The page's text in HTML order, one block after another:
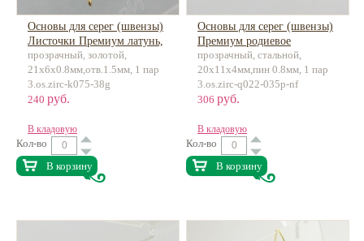
Основы для серег (швензы)
Листочки Премиум латунь,
инкрустация
прозрачный, золотой,
21х6х0.8мм,отв.1.5мм, 1 пар
3.os.zirc-k075-38g
240 руб.
В кладовую
Кол-во
В корзину
Основы для серег (швензы)
Премиум родиевое
покрытие, латунь,
инкрустация
прозрачный, стальной,
20х11х4мм,пин 0.8мм, 1 пар
3.os.zirc-q022-035p-nf
306 руб.
В кладовую
Кол-во
В корзину